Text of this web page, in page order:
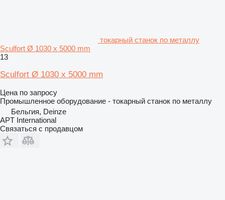
токарный станок по металлу
Sculfort Ø 1030 x 5000 mm
13
Sculfort Ø 1030 x 5000 mm
Цена по запросу
Промышленное оборудование - токарный станок по металлу
Бельгия, Deinze
APT International
Связаться с продавцом